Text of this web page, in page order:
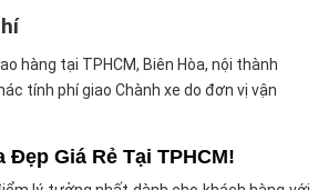
hàng tại TPHCM, Biên Hòa, nội thành
tính phí giao Chành xe do đơn vị vận
Đẹp Giá Rẻ Tại TPHCM!